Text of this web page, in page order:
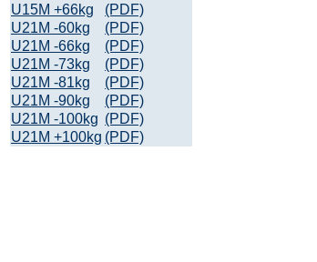
U15M +66kg
(PDF)
U21M -60kg
(PDF)
U21M -66kg
(PDF)
U21M -73kg
(PDF)
U21M -81kg
(PDF)
U21M -90kg
(PDF)
U21M -100kg (PDF)
U21M +100kg (PDF)